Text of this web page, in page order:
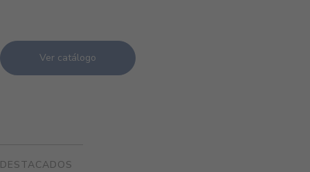
Ver catálogo
DESTACADOS